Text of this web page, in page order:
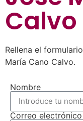
Calvo
Rellena el
María Cano Calvo.
Nombre
Correo electrónico